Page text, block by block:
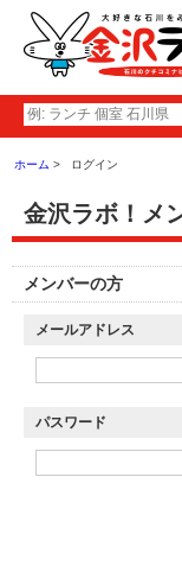
ホーム ログイン
金沢ラボ！メ
メンバーの方
メールアドレス
パスワード